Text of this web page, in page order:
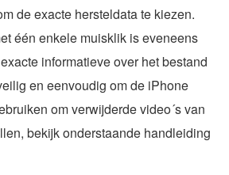
de exacte hersteldata te kiezen.
één enkele muisklik is eveneens
informatieve over het bestand
en eenvoudig om de iPhone
om verwijderde video´s van
bekijk onderstaande handleiding